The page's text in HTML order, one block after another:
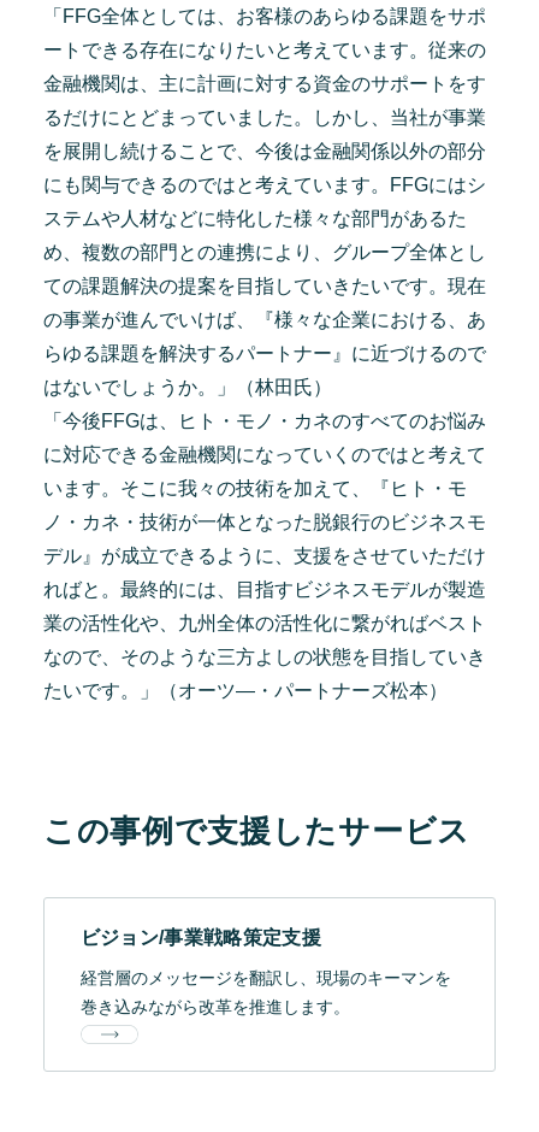
「FFG全体としては、お客様のあらゆる課題をサポ
ートできる存在になりたいと考えています。従来の
金融機関は、主に計画に対する資金のサポートをす
るだけにとどまっていました。しかし、当社が事業
を展開し続けることで、今後は金融関係以外の部分
にも関与できるのではと考えています。FFGにはシ
ステムや人材などに特化した様々な部門があるた
め、複数の部門との連携により、グループ全体とし
ての課題解決の提案を目指していきたいです。現在
の事業が進んでいけば、『様々な企業における、あ
らゆる課題を解決するパートナー』に近づけるので
はないでしょうか。」（林田氏）
「今後FFGは、ヒト・モノ・カネのすべてのお悩み
に対応できる金融機関になっていくのではと考えて
います。そこに我々の技術を加えて、『ヒト・モ
ノ・カネ・技術が一体となった脱銀行のビジネスモ
デル』が成立できるように、支援をさせていただけ
ればと。最終的には、目指すビジネスモデルが製造
業の活性化や、九州全体の活性化に繋がればベスト
なので、そのような三方よしの状態を目指していき
たいです。」（オーツ―・パートナーズ松本）
この事例で支援したサービス
ビジョン/事業戦略策定支援
経営層のメッセージを翻訳し、現場のキーマンを
巻き込みながら改革を推進します。